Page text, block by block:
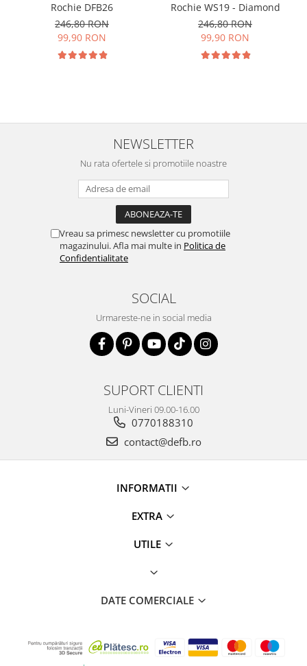
Rochie DFB26
246,80 RON
99,90 RON
Rochie WS19 - Diamond
246,80 RON
99,90 RON
NEWSLETTER
Nu rata ofertele si promotiile noastre
Vreau sa primesc newsletter cu promotiile
magazinului. Afla mai multe in Politica de
Confidentialitate
SOCIAL
Urmareste-ne in social media
SUPORT CLIENTI
Luni-Vineri 09.00-16.00
0770188310
contact@defb.ro
INFORMATII
EXTRA
UTILE
DATE COMERCIALE